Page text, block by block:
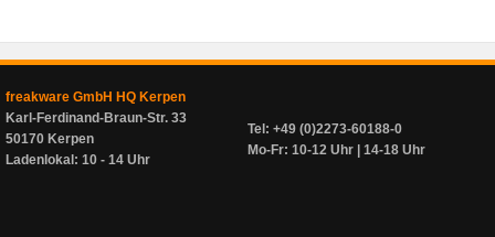
freakware GmbH HQ Kerpen
Karl-Ferdinand-Braun-Str. 33
50170 Kerpen
Ladenlokal: 10 - 14 Uhr
Tel: +49 (0)2273-60188-0
Mo-Fr: 10-12 Uhr | 14-18 Uhr